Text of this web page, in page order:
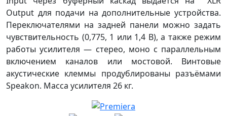
Output для подачи на дополнительные устройства.
Переключателями на задней панели можно задать
чувствительность (0,775, 1 или 1,4 В), а также режим
работы усилителя — стерео, моно с параллельным
включением каналов или мостовой. Винтовые
акустические клеммы продублированы разъёмами
Speakon. Масса усилителя 26 кг.